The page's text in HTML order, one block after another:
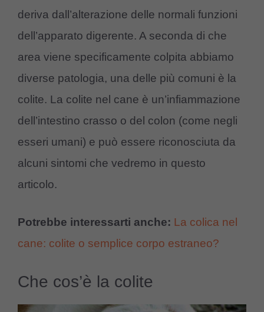
deriva dall’alterazione delle normali funzioni
dell’apparato digerente. A seconda di che
area viene specificamente colpita abbiamo
diverse patologia, una delle più comuni è la
colite. La colite nel cane è un’infiammazione
dell’intestino crasso o del colon (come negli
esseri umani) e può essere riconosciuta da
alcuni sintomi che vedremo in questo
articolo.
Potrebbe interessarti anche: La colica nel
cane: colite o semplice corpo estraneo?
Che cos’è la colite